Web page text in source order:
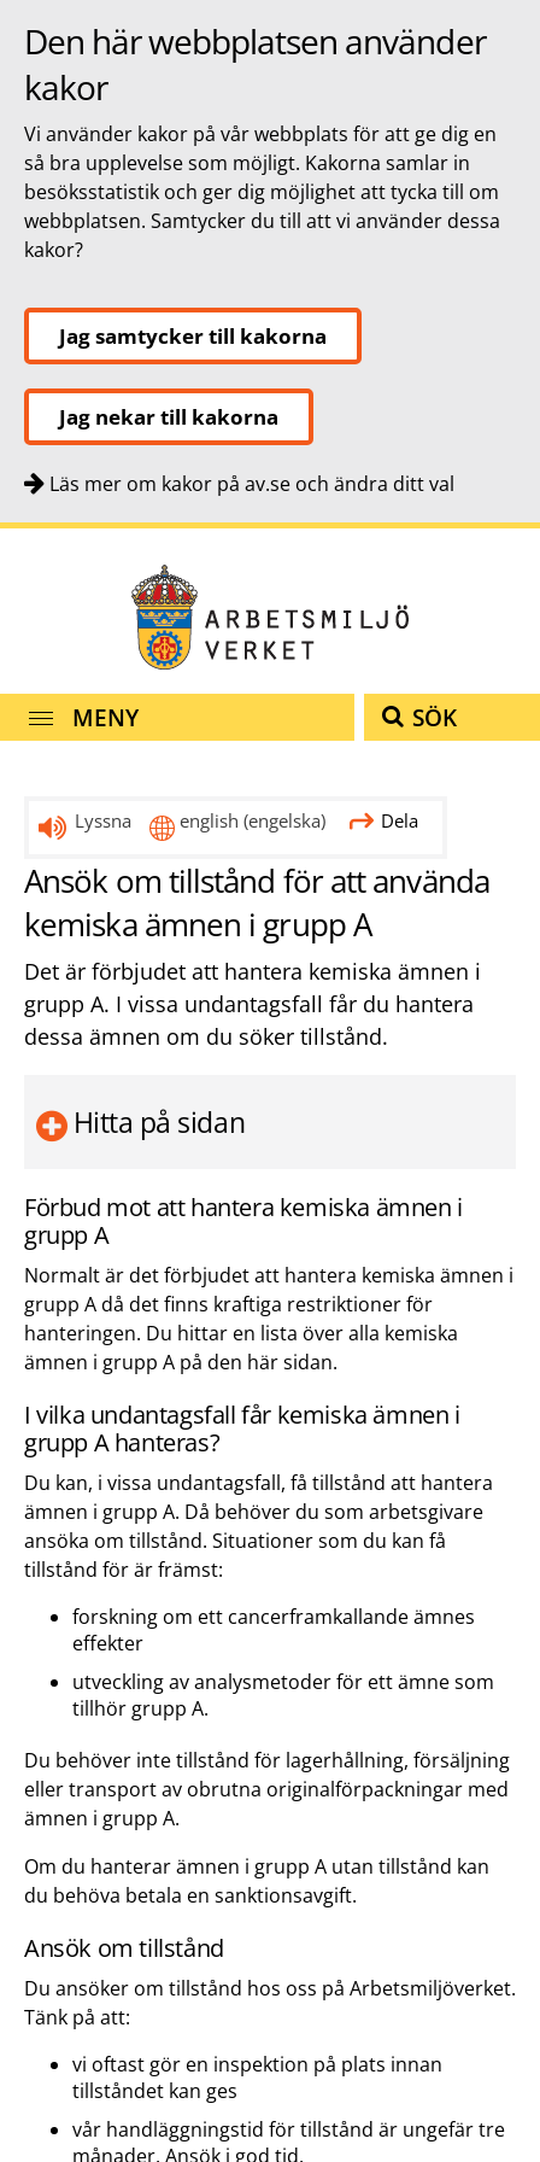
Den här webbplatsen använder
kakor
Vi använder kakor på vår webbplats för att ge dig en
så bra upplevelse som möjligt. Kakorna samlar in
besöksstatistik och ger dig möjlighet att tycka till om
webbplatsen. Samtycker du till att vi använder dessa
kakor?
Jag samtycker till kakorna
Jag nekar till kakorna
Läs mer om kakor på av.se och ändra ditt val
MENY SÖK
Lyssna english (engelska) Dela
Ansök om tillstånd för att använda
kemiska ämnen i grupp A
Det är förbjudet att hantera kemiska ämnen i
grupp A. I vissa undantagsfall får du hantera
dessa ämnen om du söker tillstånd.
Hitta på sidan
Förbud mot att hantera kemiska ämnen i
grupp A
Normalt är det förbjudet att hantera kemiska ämnen i
grupp A då det finns kraftiga restriktioner för
hanteringen. Du hittar en lista över alla kemiska
ämnen i grupp A på den här sidan.
I vilka undantagsfall får kemiska ämnen i
grupp A hanteras?
Du kan, i vissa undantagsfall, få tillstånd att hantera
ämnen i grupp A. Då behöver du som arbetsgivare
ansöka om tillstånd. Situationer som du kan få
tillstånd för är främst:
forskning om ett cancerframkallande ämnes
effekter
utveckling av analysmetoder för ett ämne som
tillhör grupp A.
Du behöver inte tillstånd för lagerhållning, försäljning
eller transport av obrutna originalförpackningar med
ämnen i grupp A.
Om du hanterar ämnen i grupp A utan tillstånd kan
du behöva betala en sanktionsavgift.
Ansök om tillstånd
Du ansöker om tillstånd hos oss på Arbetsmiljöverket.
Tänk på att:
vi oftast gör en inspektion på plats innan
tillståndet kan ges
vår handläggningstid för tillstånd är ungefär tre
månader. Ansök i god tid.